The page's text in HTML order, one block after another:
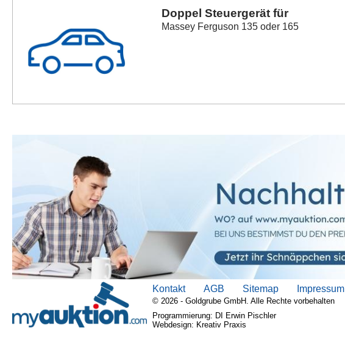
Doppel Steuergerät für
Massey Ferguson 135 oder 165
Kontakt AGB Sitemap Impressum
© 2026 - Goldgrube GmbH. Alle Rechte vorbehalten
Programmierung: DI Erwin Pischler
Webdesign: Kreativ Praxis